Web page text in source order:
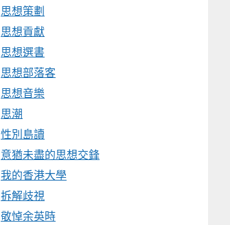
思想策劃
思想貢獻
思想選書
思想部落客
思想音樂
思潮
性別島讀
意猶未盡的思想交鋒
我的香港大學
拆解歧視
敬悼余英時